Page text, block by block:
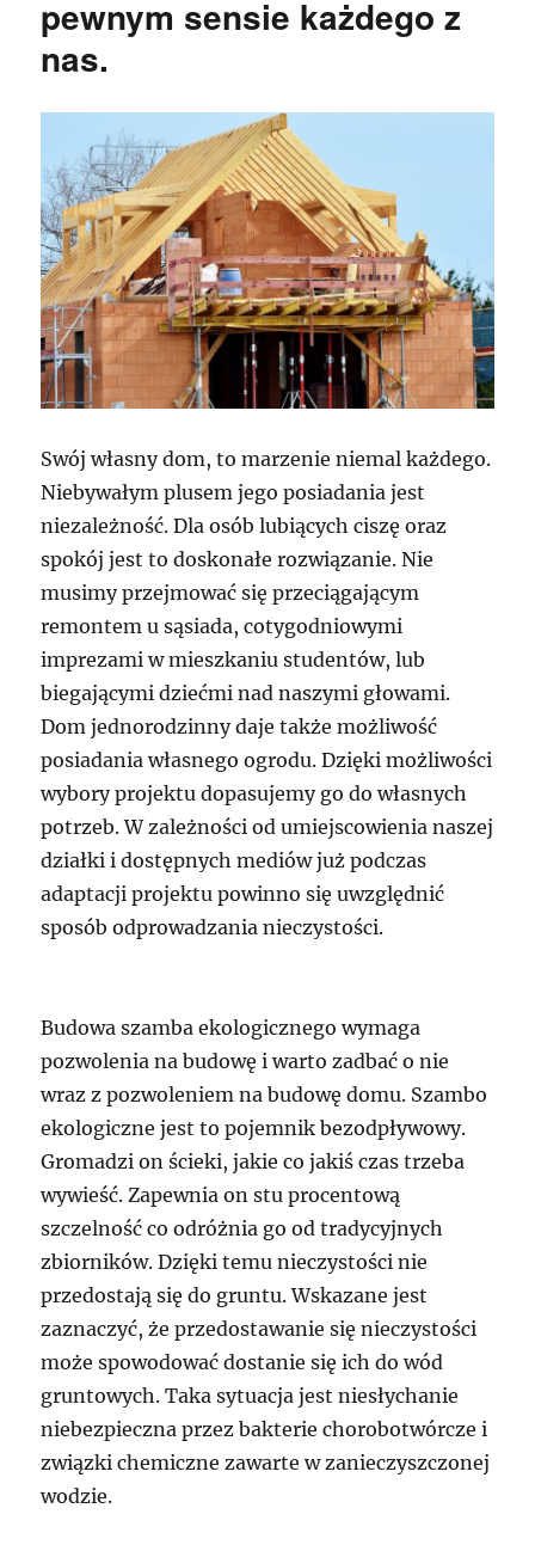
pewnym sensie każdego z
nas.
Swój własny dom, to marzenie niemal każdego.
Niebywałym plusem jego posiadania jest
niezależność. Dla osób lubiących ciszę oraz
spokój jest to doskonałe rozwiązanie. Nie
musimy przejmować się przeciągającym
remontem u sąsiada, cotygodniowymi
imprezami w mieszkaniu studentów, lub
biegającymi dziećmi nad naszymi głowami.
Dom jednorodzinny daje także możliwość
posiadania własnego ogrodu. Dzięki możliwości
wybory projektu dopasujemy go do własnych
potrzeb. W zależności od umiejscowienia naszej
działki i dostępnych mediów już podczas
adaptacji projektu powinno się uwzględnić
sposób odprowadzania nieczystości.
Budowa szamba ekologicznego wymaga
pozwolenia na budowę i warto zadbać o nie
wraz z pozwoleniem na budowę domu. Szambo
ekologiczne jest to pojemnik bezodpływowy.
Gromadzi on ścieki, jakie co jakiś czas trzeba
wywieść. Zapewnia on stu procentową
szczelność co odróżnia go od tradycyjnych
zbiorników. Dzięki temu nieczystości nie
przedostają się do gruntu. Wskazane jest
zaznaczyć, że przedostawanie się nieczystości
może spowodować dostanie się ich do wód
gruntowych. Taka sytuacja jest niesłychanie
niebezpieczna przez bakterie chorobotwórcze i
związki chemiczne zawarte w zanieczyszczonej
wodzie.